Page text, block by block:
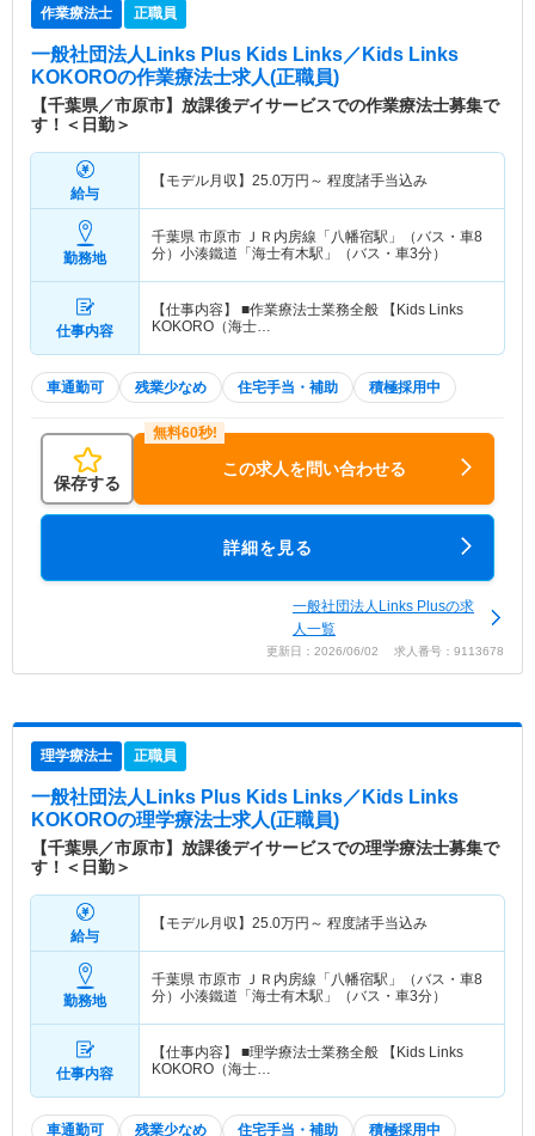
作業療法士 正職員
一般社団法人Links Plus Kids Links／Kids Links
KOKOROの作業療法士求人(正職員)
【千葉県／市原市】放課後デイサービスでの作業療法士募集で
す！＜日勤＞
給与
【モデル月収】 25.0万円～ 程度諸手当込み
勤務地
千葉県 市原市
ＪＲ内房線「八幡宿駅」（バス・車8
分）小湊鐵道「海士有木駅」（バス・車3分）
仕事内容
【仕事内容】 ■作業療法士業務全般 【Kids Links
KOKORO（海士…
車通勤可 残業少なめ 住宅手当・補助 積極採用中
保存する
この求人を問い合わせる
詳細を見る
一般社団法人Links Plusの求
人一覧
更新日：2026/06/02 求人番号：9113678
理学療法士 正職員
一般社団法人Links Plus Kids Links／Kids Links
KOKOROの理学療法士求人(正職員)
【千葉県／市原市】放課後デイサービスでの理学療法士募集で
す！＜日勤＞
給与
【モデル月収】 25.0万円～ 程度諸手当込み
勤務地
千葉県 市原市
ＪＲ内房線「八幡宿駅」（バス・車8
分）小湊鐵道「海士有木駅」（バス・車3分）
仕事内容
【仕事内容】 ■理学療法士業務全般 【Kids Links
KOKORO（海士…
車通勤可 残業少なめ 住宅手当・補助 積極採用中